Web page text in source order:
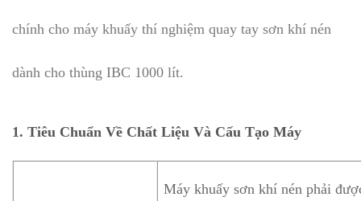
chính cho máy khuấy thí nghiệm quay tay sơn khí nén
dành cho thùng IBC 1000 lít.
1. Tiêu Chuẩn Về Chất Liệu Và Cấu Tạo Máy
Máy khuấy sơn khí nén phải